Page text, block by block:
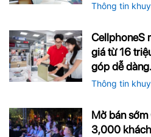
Thông tin
CellphoneS
giá từ 16
góp dễ dàng.
Thông tin
Mở bán sớm
3,000